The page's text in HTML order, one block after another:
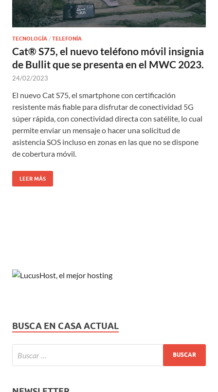
TECNOLOGÍA / TELEFONÍA
Cat® S75, el nuevo teléfono móvil insignia
de Bullit que se presenta en el MWC 2023.
24/02/2023
El nuevo Cat S75, el smartphone con certificación
resistente más fiable para disfrutar de conectividad 5G
súper rápida, con conectividad directa con satélite, lo cual
permite enviar un mensaje o hacer una solicitud de
asistencia SOS incluso en zonas en las que no se dispone
de cobertura móvil.
LEER MÁS
BUSCA EN CASA ACTUAL